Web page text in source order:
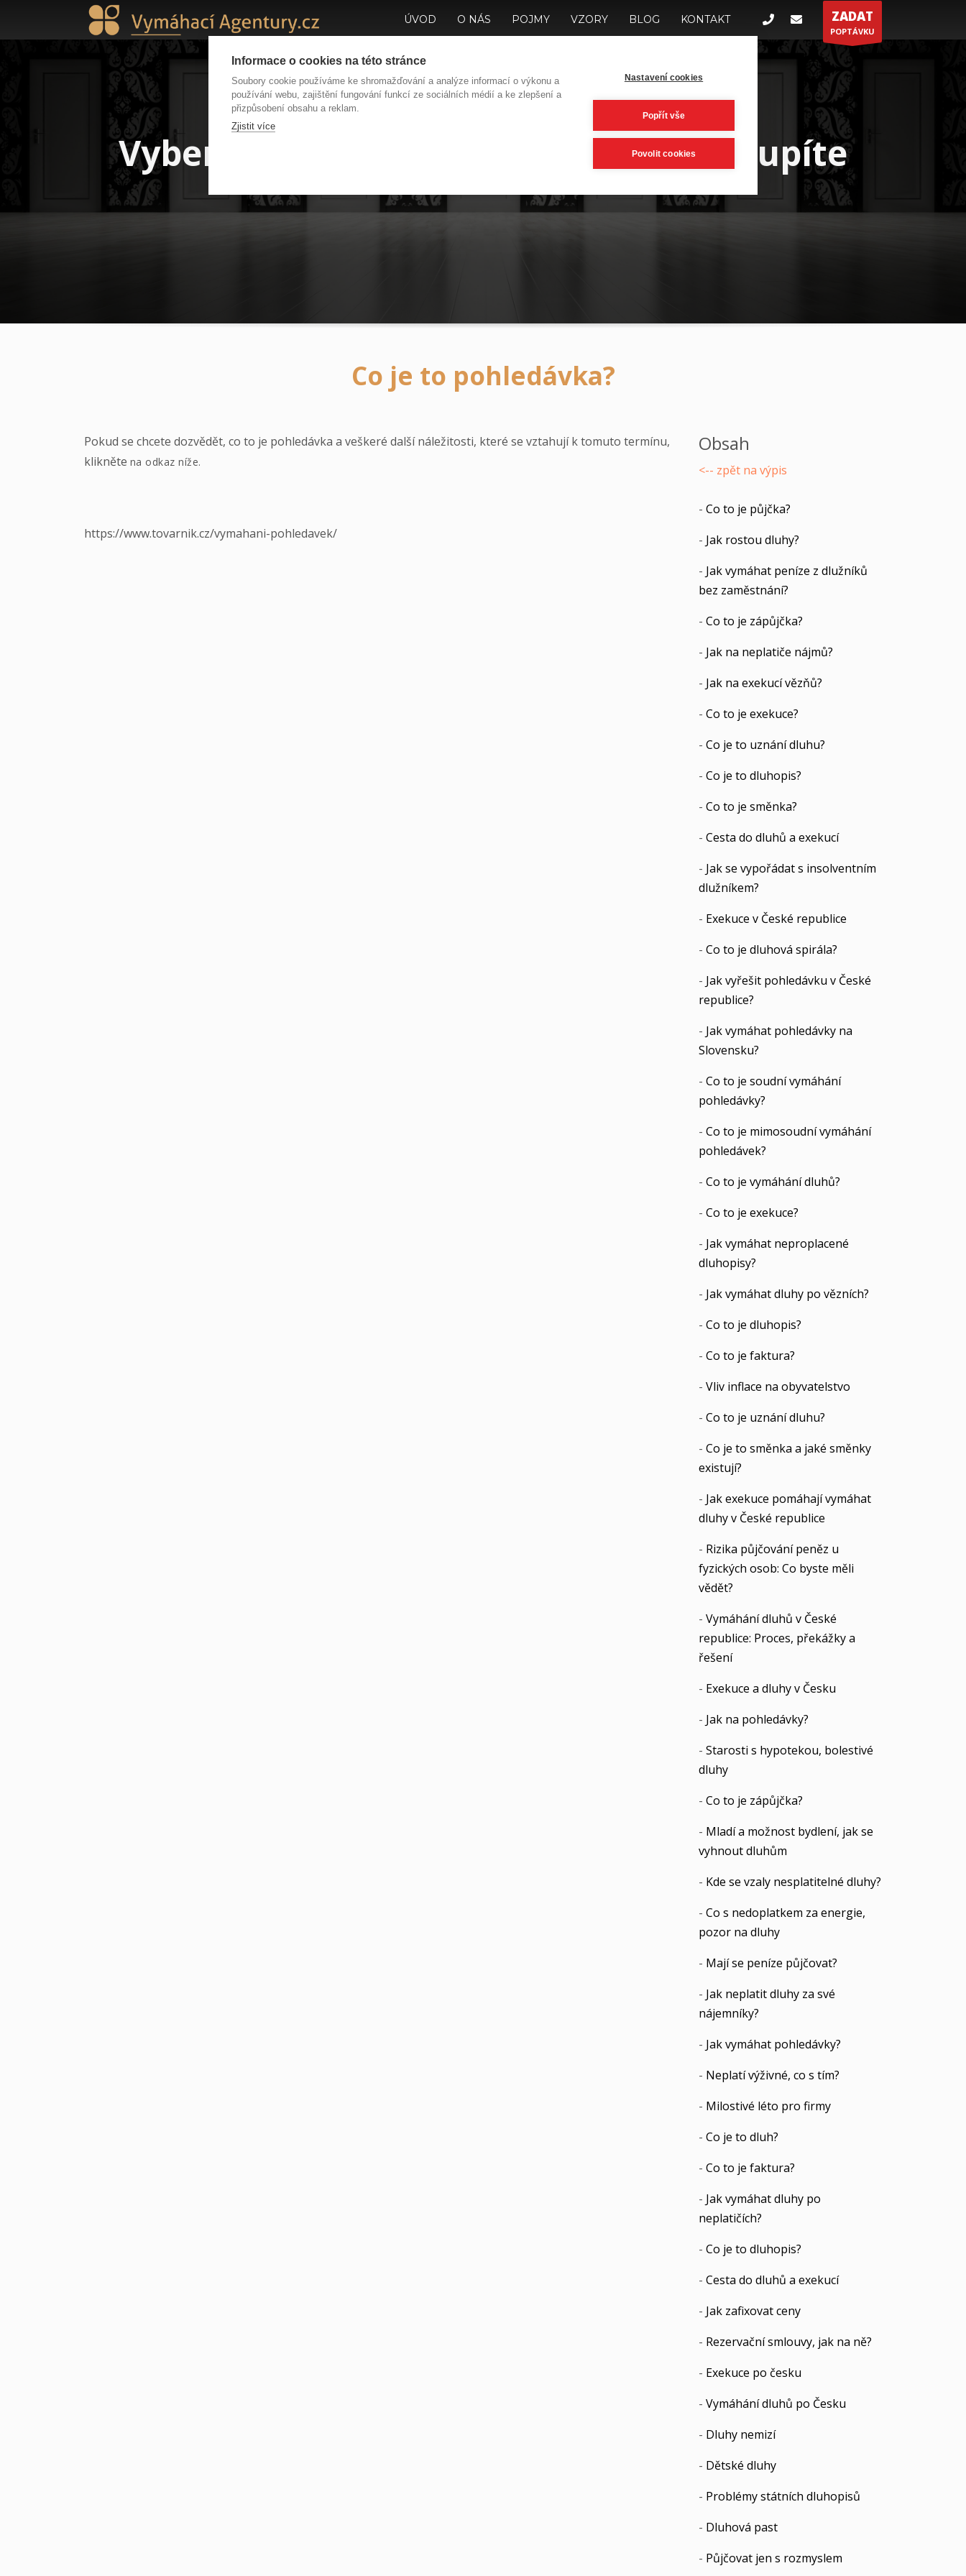
ÚVOD O NÁS POJMY VZORY BLOG KONTAKT ZADAT
POPTÁVKU
Vybereme za Vás do jakých dveří vstoupíte
Co je to pohledávka?
Pokud se chcete dozvědět, co to je pohledávka a veškeré další náležitosti, které se vztahují k tomuto termínu,
klikněte na odkaz níže.
https://www.tovarnik.cz/vymahani-pohledavek/
Obsah
<-- zpět na výpis
- Co to je půjčka?
- Jak rostou dluhy?
- Jak vymáhat peníze z dlužníků
bez zaměstnání?
- Co to je zápůjčka?
- Jak na neplatiče nájmů?
- Jak na exekucí vězňů?
- Co to je exekuce?
- Co je to uznání dluhu?
- Co je to dluhopis?
- Co to je směnka?
- Cesta do dluhů a exekucí
- Jak se vypořádat s insolventním
dlužníkem?
- Exekuce v České republice
- Co to je dluhová spirála?
- Jak vyřešit pohledávku v České
republice?
- Jak vymáhat pohledávky na
Slovensku?
- Co to je soudní vymáhání
pohledávky?
- Co to je mimosoudní vymáhání
pohledávek?
- Co to je vymáhání dluhů?
- Co to je exekuce?
- Jak vymáhat neproplacené
dluhopisy?
- Jak vymáhat dluhy po vězních?
- Co to je dluhopis?
- Co to je faktura?
- Vliv inflace na obyvatelstvo
- Co to je uznání dluhu?
- Co je to směnka a jaké směnky
existují?
- Jak exekuce pomáhají vymáhat
dluhy v České republice
- Rizika půjčování peněz u
fyzických osob: Co byste měli
vědět?
- Vymáhání dluhů v České
republice: Proces, překážky a
řešení
- Exekuce a dluhy v Česku
- Jak na pohledávky?
- Starosti s hypotekou, bolestivé
dluhy
- Co to je zápůjčka?
- Mladí a možnost bydlení, jak se
vyhnout dluhům
- Kde se vzaly nesplatitelné dluhy?
- Co s nedoplatkem za energie,
pozor na dluhy
- Mají se peníze půjčovat?
- Jak neplatit dluhy za své
nájemníky?
- Jak vymáhat pohledávky?
- Neplatí výživné, co s tím?
- Milostivé léto pro firmy
- Co je to dluh?
- Co to je faktura?
- Jak vymáhat dluhy po
neplatičích?
- Co je to dluhopis?
- Cesta do dluhů a exekucí
- Jak zafixovat ceny
- Rezervační smlouvy, jak na ně?
- Exekuce po česku
- Vymáhání dluhů po Česku
- Dluhy nemizí
- Dětské dluhy
- Problémy státních dluhopisů
- Dluhová past
- Půjčovat jen s rozmyslem
Informace o cookies na této stránce
Soubory cookie používáme ke shromažďování a analýze informací o výkonu a
používání webu, zajištění fungování funkcí ze sociálních médií a ke zlepšení a
přizpůsobení obsahu a reklam.
Zjistit více
Nastavení cookies
Popřít vše
Povolit cookies